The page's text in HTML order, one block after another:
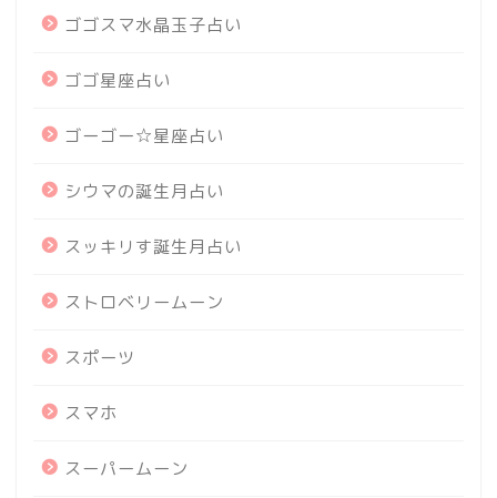
ゴゴスマ水晶玉子占い
ゴゴ星座占い
ゴーゴー☆星座占い
シウマの誕生月占い
スッキリす誕生月占い
ストロベリームーン
スポーツ
スマホ
スーパームーン